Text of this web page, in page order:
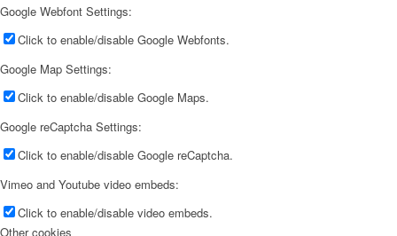
Google Webfont Settings:
Click to enable/disable Google Webfonts.
Google Map Settings:
Click to enable/disable Google Maps.
Google reCaptcha Settings:
Click to enable/disable Google reCaptcha.
Vimeo and Youtube video embeds:
Click to enable/disable video embeds.
Other cookies